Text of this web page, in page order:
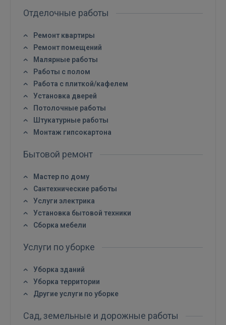
Войти
FACEBOOK
GOOGLE
Отделочные работы
Ремонт квартиры
Ремонт помещений
Малярные работы
Работы с полом
Работа с плиткой/кафелем
Установка дверей
Потолочные работы
Штукатурные работы
Монтаж гипсокартона
Бытовой ремонт
Мастер по дому
Сантехнические работы
Услуги электрика
Установка бытовой техники
Сборка мебели
Услуги по уборке
Уборка зданий
Уборка территории
Другие услуги по уборке
Сад, земельные и дорожные работы